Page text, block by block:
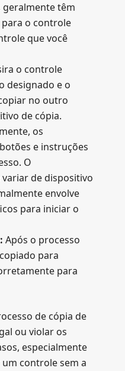
geralmente têm
o controle
que você
o controle
designado e o
no outro
de cópia.
os
e instruções
O
de dispositivo
envolve
para iniciar o
Após o processo
para
para
de cópia de
ou violar os
especialmente
controle sem a